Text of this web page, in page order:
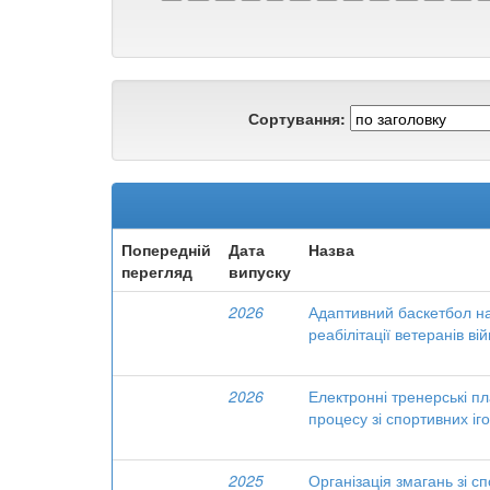
Сортування:
Попередній
перегляд
Дата
випуску
Назва
2026
Адаптивний баскетбол
реабілітації ветеранів
2026
Електронні тренерські
процесу зі спортивних
2025
Організація змагань зі